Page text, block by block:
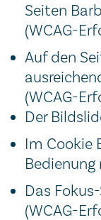
Seiten
(WCAG-
Auf den
(WCAG-
Der
Im Cookie
Das
(WCAG-